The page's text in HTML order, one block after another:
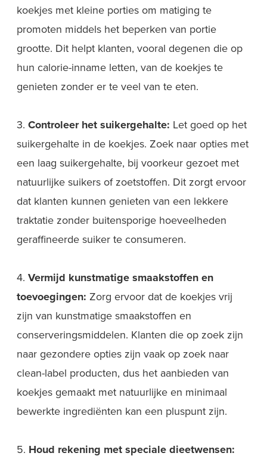
koekjes met kleine porties om matiging te
promoten middels het beperken van portie
grootte. Dit helpt klanten, vooral degenen die op
hun calorie-inname letten, van de koekjes te
genieten zonder er te veel van te eten.
3. Controleer het suikergehalte: Let goed op het
suikergehalte in de koekjes. Zoek naar opties met
een laag suikergehalte, bij voorkeur gezoet met
natuurlijke suikers of zoetstoffen. Dit zorgt ervoor
dat klanten kunnen genieten van een lekkere
traktatie zonder buitensporige hoeveelheden
geraffineerde suiker te consumeren.
4. Vermijd kunstmatige smaakstoffen en
toevoegingen: Zorg ervoor dat de koekjes vrij
zijn van kunstmatige smaakstoffen en
conserveringsmiddelen. Klanten die op zoek zijn
naar gezondere opties zijn vaak op zoek naar
clean-label producten, dus het aanbieden van
koekjes gemaakt met natuurlijke en minimaal
bewerkte ingrediënten kan een pluspunt zijn.
5. Houd rekening met speciale dieetwensen: